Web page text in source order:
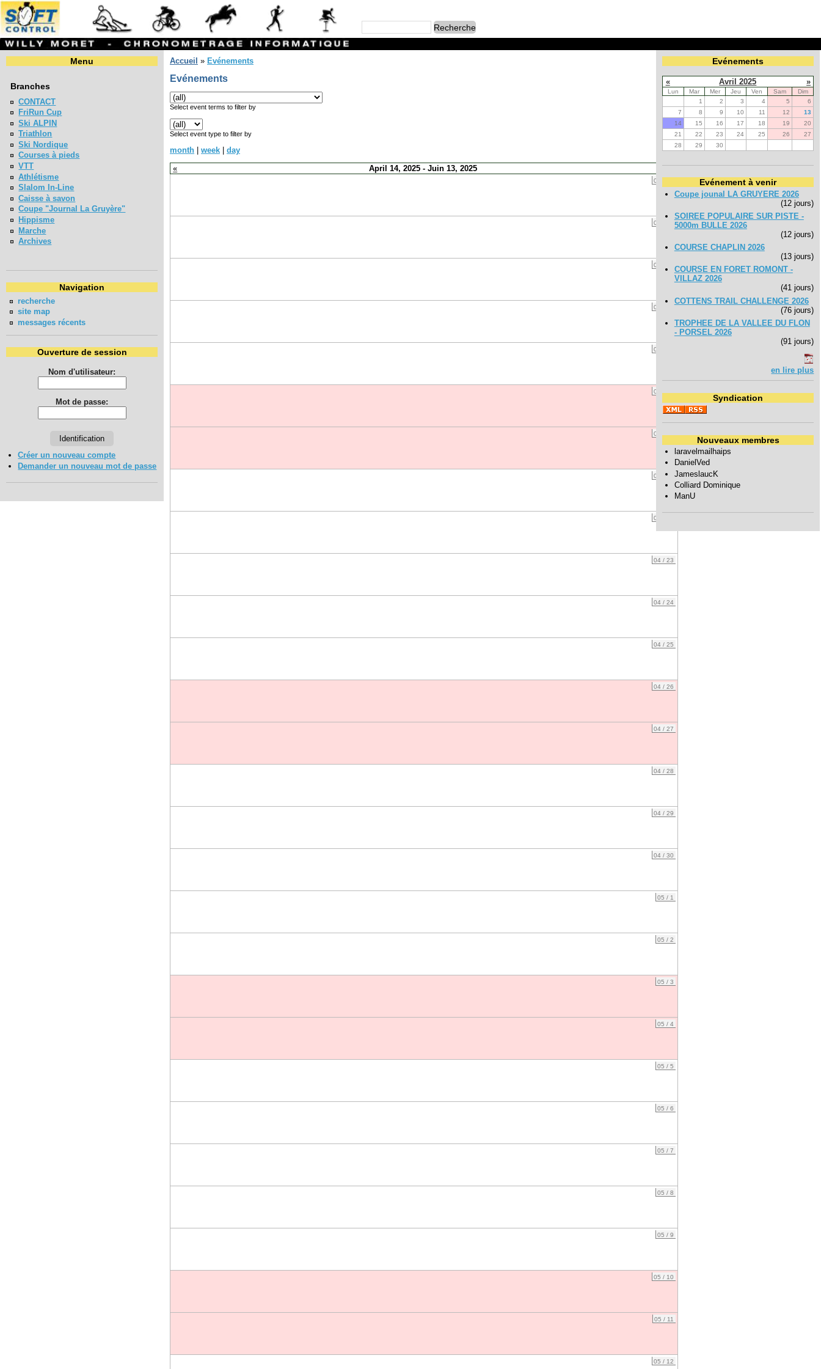
Menu
Branches
CONTACT
FriRun Cup
Ski ALPIN
Triathlon
Ski Nordique
Courses à pieds
VTT
Athlétisme
Slalom In-Line
Caisse à savon
Coupe "Journal La Gruyère"
Hippisme
Marche
Archives
Navigation
recherche
site map
messages récents
Ouverture de session
Nom d'utilisateur:
Mot de passe:
Créer un nouveau compte
Demander un nouveau mot de passe
Accueil » Evénements
Evénements
Select event terms to filter by
Select event type to filter by
month week
day
«
April 14, 2025 - Juin 13, 2025 »
04 / 14
04 / 15
04 / 16
04 / 17
04 / 18
04 / 19
04 / 20
04 / 21
04 / 22
04 / 23
04 / 24
04 / 25
04 / 26
04 / 27
04 / 28
04 / 29
04 / 30
05 / 1
05 / 2
05 / 3
05 / 4
05 / 5
05 / 6
05 / 7
05 / 8
05 / 9
05 / 10
05 / 11
05 / 12
Evénements
« Avril 2025 »
Lun Mar Mer Jeu Ven Sam
Dim
1
2 3 4 5
6
7
8 9 10 11 12
13
14
15 16 17 18 19
20
21
22 23 24 25 26
27
28
29 30
Evénement à venir
Coupe jounal LA GRUYERE 2026
(12 jours)
SOIREE POPULAIRE SUR PISTE -
5000m BULLE 2026
(12 jours)
COURSE CHAPLIN 2026
(13 jours)
COURSE EN FORET ROMONT -
VILLAZ 2026
(41 jours)
COTTENS TRAIL CHALLENGE 2026
(76 jours)
TROPHEE DE LA VALLEE DU FLON
- PORSEL 2026
(91 jours)
en lire plus
Syndication
Nouveaux membres
laravelmailhaips
DanielVed
JameslaucK
Colliard Dominique
ManU